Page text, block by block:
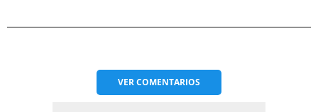
VERCOMENTARIOS